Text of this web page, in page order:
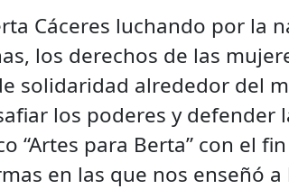
Cáceres luchando por la
los derechos de las
solidaridad alrededor del
los poderes y defender
“Artes para Berta” con el
en las que nos enseñó a